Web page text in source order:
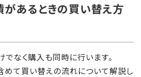
あるときの買い替え方
でなく購入も同時に行います。
めて買い替えの流れについて解説し